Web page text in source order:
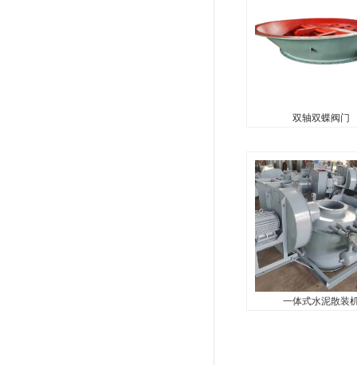
双轴双蝶阀门
一体式水泥散装
一体式水泥散装
...